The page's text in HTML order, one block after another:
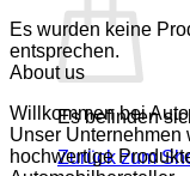
Es befinden
Zurück zum
Es wurden keine
entsprechen.
About us
Willkommen bei
Unser Unternehmen
hochwertige